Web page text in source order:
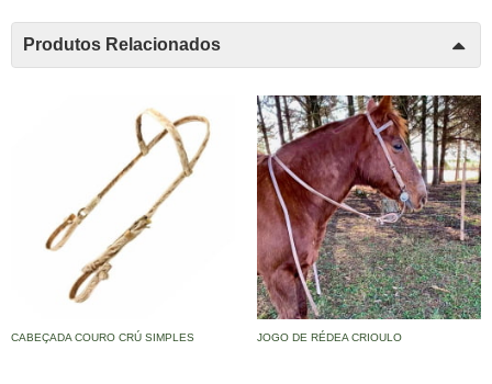
Produtos Relacionados
CABEÇADA COURO CRÚ SIMPLES JOGO DE RÉDEA CRIOULO